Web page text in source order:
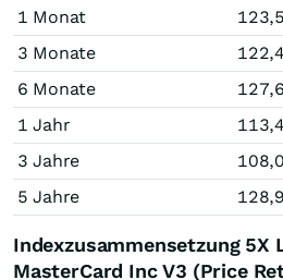
1 Monat
3 Monate
6 Monate
1 Jahr
3 Jahre
5 Jahre
Indexzusammensetzung 5X
MasterCard Inc V3 (Price